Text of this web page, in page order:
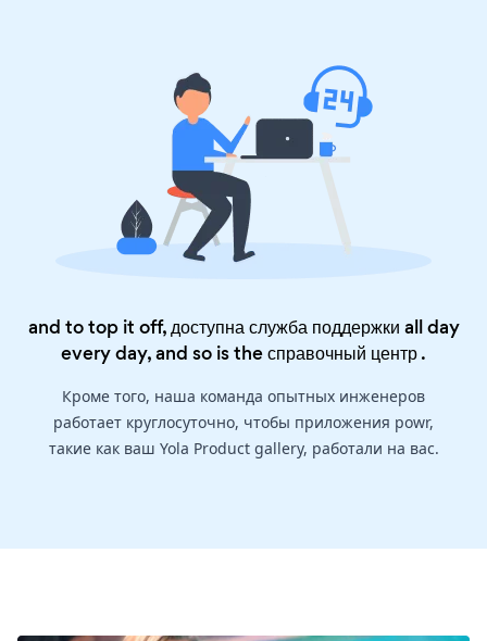
and to top it off, доступна служба поддержки all day
every day, and so is theсправочный центр.
Кроме того, наша команда опытных инженеров
работает круглосуточно, чтобы приложения powr,
такие как ваш Yola Product gallery, работали на вас.